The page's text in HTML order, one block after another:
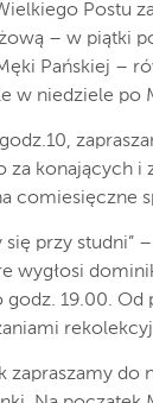
Postu
– w piątki
Pańskiej –
w niedziele po
za konających
comiesięczne
się przy studni”
wygłosi
godz. 19.00. Od
zapraszamy do